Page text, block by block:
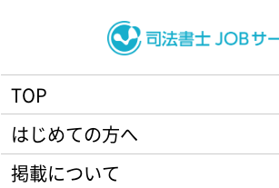
TOP
はじめての方へ
掲載について